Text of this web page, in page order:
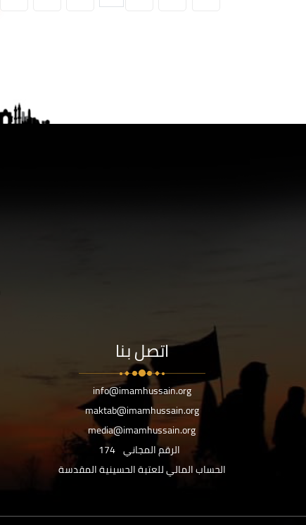
اتصل بنا
info@imamhussain.org
maktab@imamhussain.org
media@imamhussain.org
الرقم المجاني 174
الحساب المالي للعتبة الحسينية المقدسة